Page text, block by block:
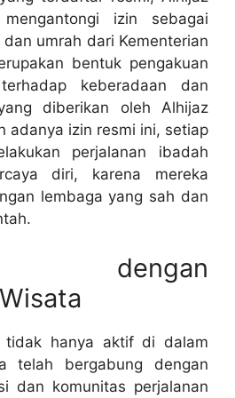
izin sebagai
umrah dari Kementerian
bentuk pengakuan
keberadaan dan
diberikan oleh Alhijaz
adanya izin resmi ini, setiap
perjalanan ibadah
diri, karena mereka
lembaga yang sah dan
dengan
tidak hanya aktif di dalam
telah bergabung dengan
dan komunitas perjalanan